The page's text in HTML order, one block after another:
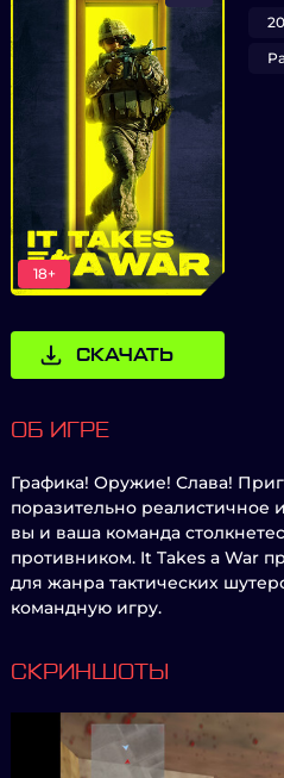
18+
СКАЧАТЬ
ОБ ИГРЕ
Графика! Оружие! Слава!
поразительно реалистичное
вы и ваша команда
противником. It Takes a War
для жанра тактических
командную игру.
СКРИНШОТЫ